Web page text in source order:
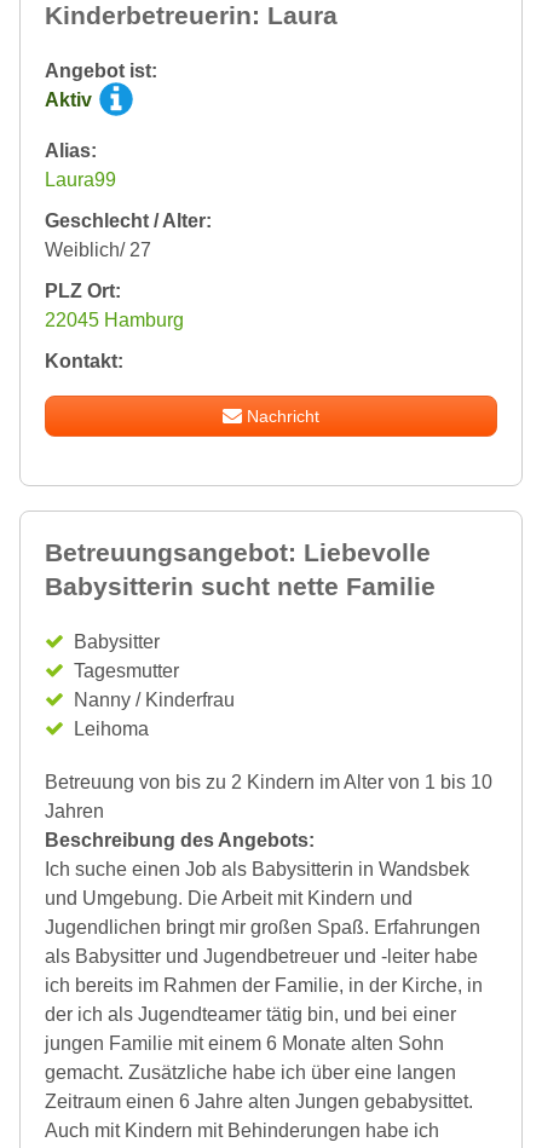
Kinderbetreuerin: Laura
Angebot ist:
Aktiv
Alias:
Laura99
Geschlecht / Alter:
Weiblich/ 27
PLZ Ort:
22045 Hamburg
Kontakt:
Nachricht
Betreuungsangebot: Liebevolle
Babysitterin sucht nette Familie
Babysitter
Tagesmutter
Nanny / Kinderfrau
Leihoma
Betreuung von bis zu 2 Kindern im Alter von 1 bis 10
Jahren
Beschreibung des Angebots:
Ich suche einen Job als Babysitterin in Wandsbek
und Umgebung. Die Arbeit mit Kindern und
Jugendlichen bringt mir großen Spaß. Erfahrungen
als Babysitter und Jugendbetreuer und -leiter habe
ich bereits im Rahmen der Familie, in der Kirche, in
der ich als Jugendteamer tätig bin, und bei einer
jungen Familie mit einem 6 Monate alten Sohn
gemacht. Zusätzliche habe ich über eine langen
Zeitraum einen 6 Jahre alten Jungen gebabysittet.
Auch mit Kindern mit Behinderungen habe ich